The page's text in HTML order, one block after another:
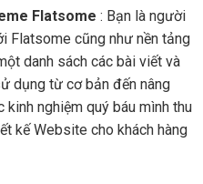
Flatsome : Bạn là người
Flatsome cũng như nền tảng
danh sách các bài viết và
dụng từ cơ bản đến nâng
nghiệm quý báu mình thu
kế Website cho khách hàng